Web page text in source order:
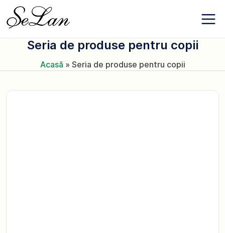
conținut
Despre
companie
Noutăți
Favoriți
+380 (63) 975
Seria de produse pentru copii
Acasă » Seria de produse pentru copii